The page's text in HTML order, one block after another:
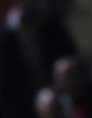
MATCHDINERS
FAQ
VACATURES
CONTACTEER ONS